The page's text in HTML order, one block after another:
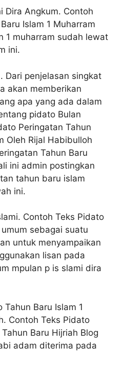
Dira Angkum. Contoh
Islam 1 Muharram
1 muharram sudah lewat
ini.
Dari penjelasan singkat
akan memberikan
apa yang ada dalam
pidato Bulan
Peringatan Tahun
Oleh Rijal Habibulloh
Tahun Baru
ini admin postingkan
tahun baru islam
ini.
Contoh Teks Pidato
sebagai suatu
untuk menyampaikan
lisan pada
mpulan p is slami dira
Baru Islam 1
Contoh Teks Pidato
Baru Hijriah Blog
adam diterima pada